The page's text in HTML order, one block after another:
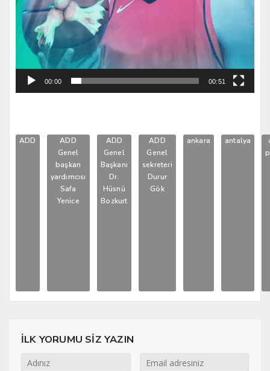
00:00 00:51
ADD
ADD
Genel
başkan
yardımcısı
Safa
Yenice
ADD
Genel
Başkanı
Dr.
Hüsnü
Bozkurt
ADD
Genel
sekreteri
Durur
Gök
ankara antalya
İLK YORUMU SİZ YAZIN